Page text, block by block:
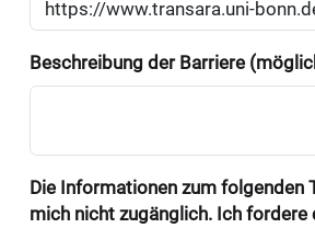
Beschreibung der Barriere
Die Informationen zum folgenden
mich nicht zugänglich. Ich fordere